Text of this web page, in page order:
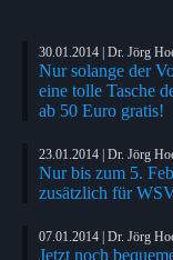
30.01.2014 | Dr. Jörg
Nur solange der
eine tolle Tasche
ab 50 Euro gratis!
23.01.2014 | Dr. Jörg
Nur bis zum 5.
zusätzlich für
07.01.2014 | Dr. Jörg
Jetzt noch